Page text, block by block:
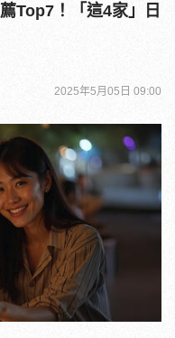
Top7！「這4家」日
2025年5月05日 09:00